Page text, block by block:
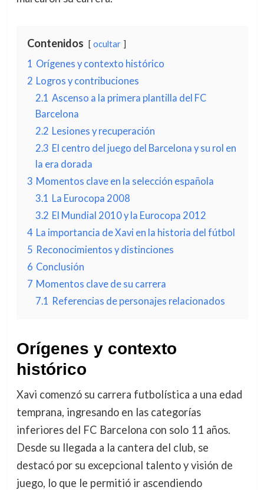
Contenidos ocultar
1 Orígenes y contexto histórico
2 Logros y contribuciones
2.1 Ascenso a la primera plantilla del FC
Barcelona
2.2 Lesiones y recuperación
2.3 El centro del juego del Barcelona y su rol en
la era dorada
3 Momentos clave en la selección española
3.1 La Eurocopa 2008
3.2 El Mundial 2010 y la Eurocopa 2012
4 La importancia de Xavi en la historia del fútbol
5 Reconocimientos y distinciones
6 Conclusión
7 Momentos clave de su carrera
7.1 Referencias de personajes relacionados
Orígenes y contexto
histórico
Xavi comenzó su carrera futbolística a una edad
temprana, ingresando en las categorías
inferiores del FC Barcelona con solo 11 años.
Desde su llegada a la cantera del club, se
destacó por su excepcional talento y visión de
juego, lo que le permitió ir ascendiendo